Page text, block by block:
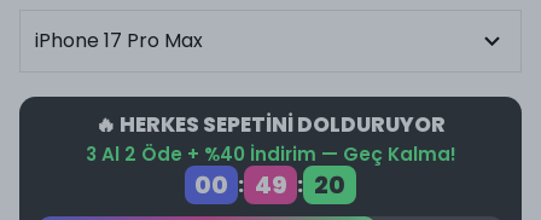
🔥 HERKES SEPETİNİ DOLDURUYOR
3 Al 2 Öde + %40 İndirim — Geç Kalma!
00 : 49 : 19